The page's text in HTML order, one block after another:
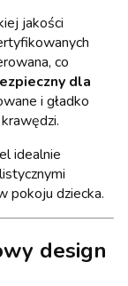
jakości
co
dla
i gładko
idealnie
pokoju dziecka.
design